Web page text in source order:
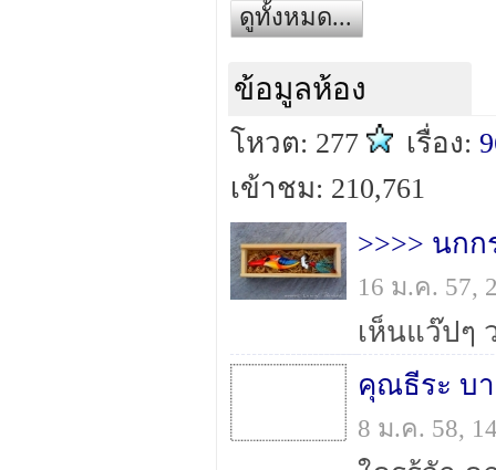
ดูทั้งหมด...
ข้อมูลห้อง
โหวต: 277 เรื่อง:
เข้าชม: 210,761
>>>> นกก
16 ม.ค. 57,
คุณธีระ บ
8 ม.ค. 58,